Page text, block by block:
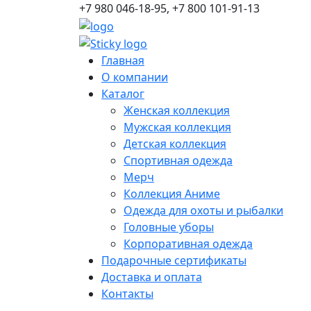
+7 980 046-18-95, +7 800 101-91-13
Главная
О компании
Каталог
Женская коллекция
Мужская коллекция
Детская коллекция
Спортивная одежда
Мерч
Коллекция Аниме
Одежда для охоты и рыбалки
Головные уборы
Корпоративная одежда
Подарочные сертификаты
Доставка и оплата
Контакты